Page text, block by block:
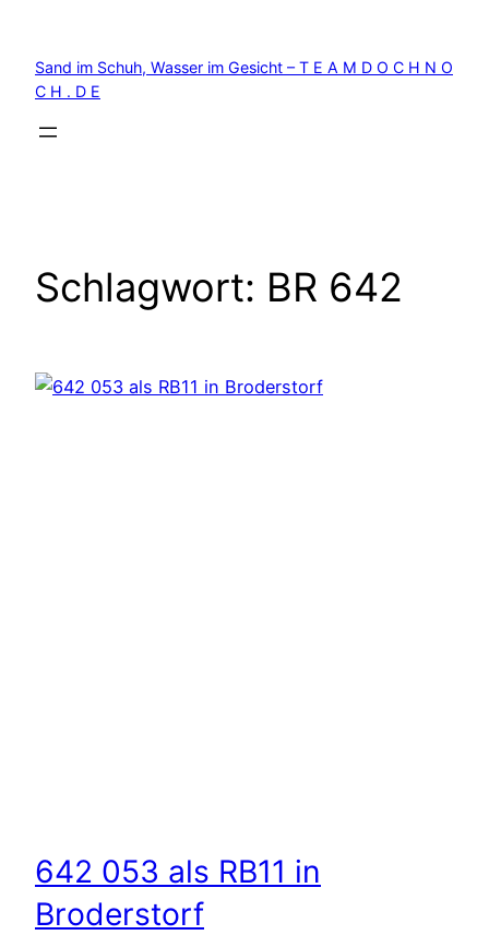
springen
Sand im Schuh, Wasser im Gesicht – T E A M D O C H N O
C H . D E
Schlagwort: BR 642
642 053 als RB11 in
Broderstorf